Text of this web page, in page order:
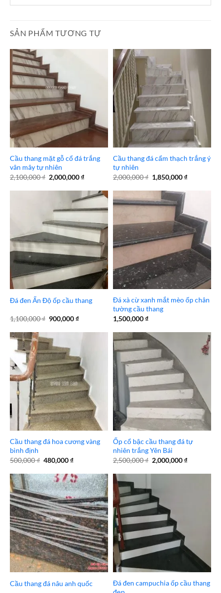
SẢN PHẨM TƯƠNG TỰ
Cầu thang mặt gỗ cổ đá trắng
vân mây tự nhiên
2,100,000₫ Giá
gốc
là:
2,100,000 ₫.
2,000,000₫Giá
tại
là:
2,000,000 ₫.
Cầu thang đá cẩm thạch trắng ý
tự nhiên
2,000,000₫ Giá
gốc
là:
2,000,000 ₫.
1,850,000₫Giá
Đá đen Ấn Độ ốp cầu thang
1,100,000₫ Giá
là:
1,100,000 ₫.
900,000₫Giá
tại
là:
Đá xà cừ xanh mắt mèo ốp chân
tường cầu thang
1,500,000₫
Cầu thang đá hoa cương vàng
bình định
500,000₫ Giá
là:
500,000 ₫.
480,000₫Giá
tại
là:
480,000 ₫.
Ốp cổ bậc cầu thang đá tự
nhiên trắng Yên Bái
2,500,000₫ Giá
gốc
là:
2,000,000₫Giá
tại
Cầu thang đá nâu anh quốc
Đá đen campuchia ốp cầu thang